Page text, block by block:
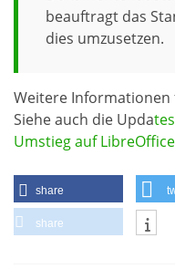
beauftragt das
dies umzusetzen.
Weitere Informationen
Siehe auch die Upda
Umstieg auf LibreOffice
share
share